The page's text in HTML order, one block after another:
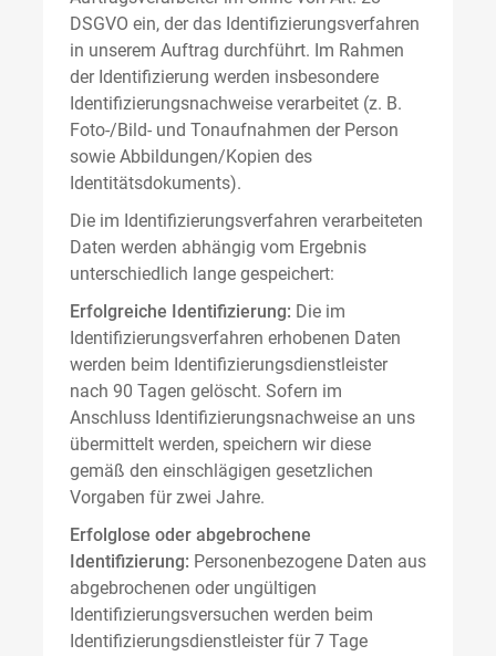
DSGVO ein, der das Identifizierungsverfahren
in unserem Auftrag durchführt. Im Rahmen
der Identifizierung werden insbesondere
Identifizierungsnachweise verarbeitet (z. B.
Foto-/Bild- und Tonaufnahmen der Person
sowie Abbildungen/Kopien des
Identitätsdokuments).
Die im Identifizierungsverfahren verarbeiteten
Daten werden abhängig vom Ergebnis
unterschiedlich lange gespeichert:
Erfolgreiche Identifizierung: Die im
Identifizierungsverfahren erhobenen Daten
werden beim Identifizierungsdienstleister
nach 90 Tagen gelöscht. Sofern im
Anschluss Identifizierungsnachweise an uns
übermittelt werden, speichern wir diese
gemäß den einschlägigen gesetzlichen
Vorgaben für zwei Jahre.
Erfolglose oder abgebrochene
Identifizierung: Personenbezogene Daten aus
abgebrochenen oder ungültigen
Identifizierungsversuchen werden beim
Identifizierungsdienstleister für 7 Tage